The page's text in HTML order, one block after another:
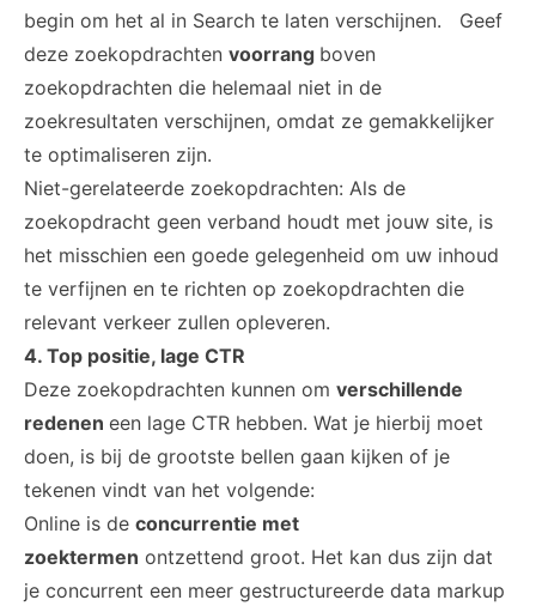
begin om het al in Search te laten verschijnen. Geef
deze zoekopdrachten voorrang boven
zoekopdrachten die helemaal niet in de
zoekresultaten verschijnen, omdat ze gemakkelijker
te optimaliseren zijn.
Niet-gerelateerde zoekopdrachten: Als de
zoekopdracht geen verband houdt met jouw site, is
het misschien een goede gelegenheid om uw inhoud
te verfijnen en te richten op zoekopdrachten die
relevant verkeer zullen opleveren.
4. Top positie, lage CTR
Deze zoekopdrachten kunnen om verschillende
redenen een lage CTR hebben. Wat je hierbij moet
doen, is bij de grootste bellen gaan kijken of je
tekenen vindt van het volgende:
Online is de concurrentie met
zoektermen ontzettend groot. Het kan dus zijn dat
je concurrent een meer gestructureerde data markup